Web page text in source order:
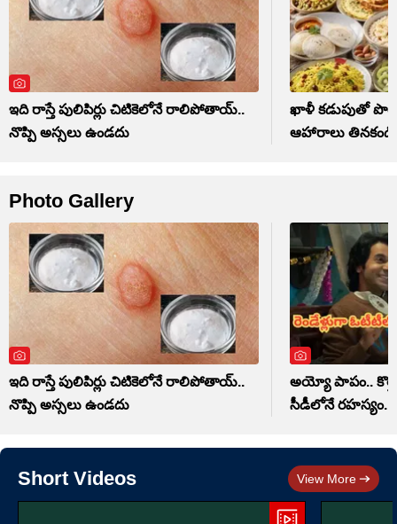
ఇది రాస్తే పులిపిర్లు చిటికెలోనే రాలిపోతాయ్..
నొప్పి అస్సలు ఉండదు
ఖాళీ కడుపుతో
ఆహారాలు
Photo Gallery
ఇది రాస్తే పులిపిర్లు చిటికెలోనే రాలిపోతాయ్..
నొప్పి అస్సలు ఉండదు
అయ్యో పాపం.. కొత్త
సీడీలోనే రహస్యం..
Short Videos View More